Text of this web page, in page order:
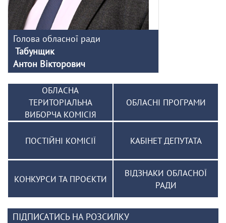
Голова обласної ради
Табунщик
Антон Вікторович
ОБЛАСНА
ТЕРИТОРІАЛЬНА
ВИБОРЧА КОМІСІЯ
ОБЛАСНІ ПРОГРАМИ
ПОСТІЙНІ КОМІСІЇ КАБІНЕТ ДЕПУТАТА
КОНКУРСИ ТА ПРОЄКТИ
ВІДЗНАКИ ОБЛАСНОЇ
РАДИ
ПІДПИСАТИСЬ НА РОЗСИЛКУ